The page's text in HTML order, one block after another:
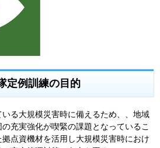
定例訓練の目的
る大規模災害時に備えるため、、地域
充実強化が喫緊の課題となっているこ
点資機材を活用し大規模災害時におけ